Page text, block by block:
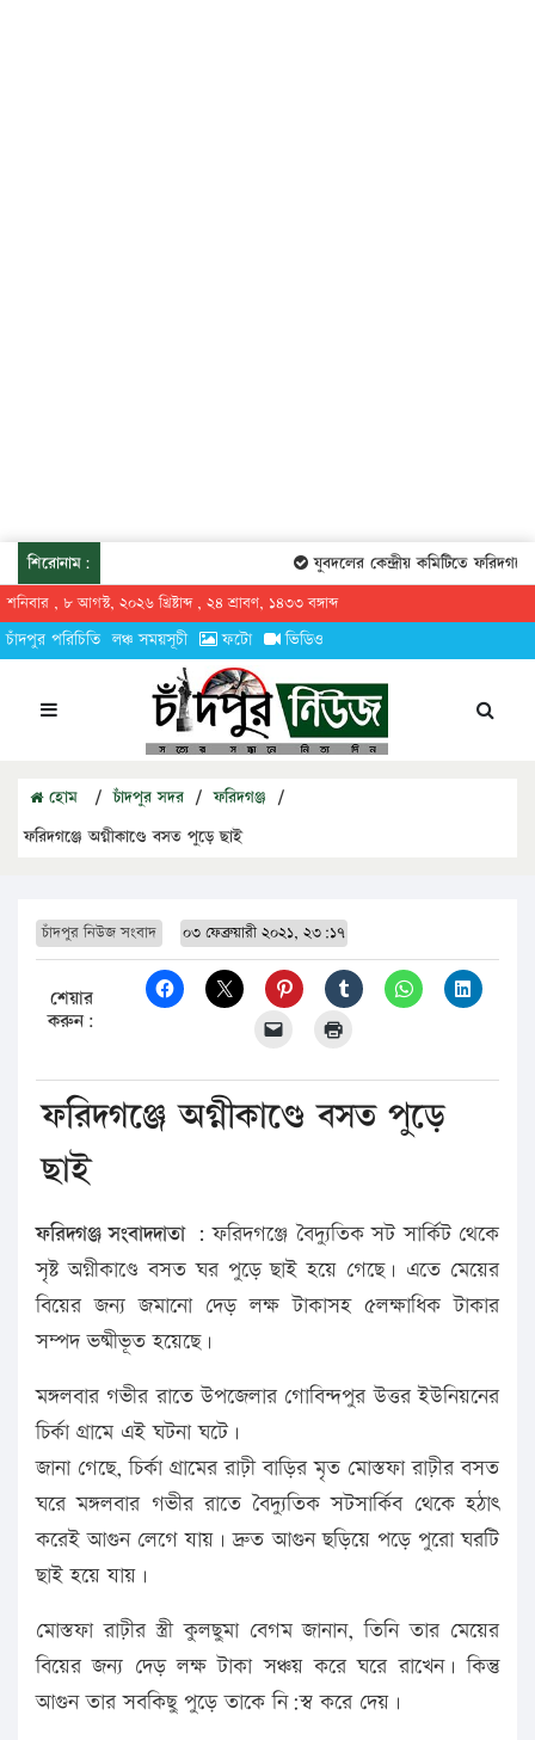
শিরোনাম: যুবদলের কেন্দ্রীয় কমিটিতে
শনিবার , ৮ আগস্ট, ২০২৬ খ্রিষ্টাব্দ , ২৪ শ্রাবণ, ১৪৩৩ বঙ্গাব্দ
চাঁদপুর পরিচিতি লঞ্চ সময়সূচী ফটো ভিডিও
হোম / চাঁদপুর সদর / ফরিদগঞ্জ /
ফরিদগঞ্জে অগ্নীকাণ্ডে বসত পুড়ে ছাই
চাঁদপুর নিউজ সংবাদ ০৩ ফেব্রুয়ারী ২০২১, ২৩:১৭
শেয়ার
করুন:
ফরিদগঞ্জে অগ্নীকাণ্ডে বসত পুড়ে
ছাই
ফরিদগঞ্জ সংবাদদাতা : ফরিদগঞ্জে বৈদ্যুতিক সট সার্কিট থেকে
সৃষ্ট অগ্নীকাণ্ডে বসত ঘর পুড়ে ছাই হয়ে গেছে। এতে মেয়ের
বিয়ের জন্য জমানো দেড় লক্ষ টাকাসহ ৫লক্ষাধিক টাকার
সম্পদ ভষ্মীভূত হয়েছে।
মঙ্গলবার গভীর রাতে উপজেলার গোবিন্দপুর উত্তর ইউনিয়নের
চির্কা গ্রামে এই ঘটনা ঘটে।
জানা গেছে, চির্কা গ্রামের রাঢ়ী বাড়ির মৃত মোস্তফা রাঢ়ীর বসত
ঘরে মঙ্গলবার গভীর রাতে বৈদ্যুতিক সটসার্কিব থেকে হঠাৎ
করেই আগুন লেগে যায়। দ্রুত আগুন ছড়িয়ে পড়ে পুরো ঘরটি
ছাই হয়ে যায়।
মোস্তফা রাঢ়ীর স্ত্রী কুলছুমা বেগম জানান, তিনি তার মেয়ের
বিয়ের জন্য দেড় লক্ষ টাকা সঞ্চয় করে ঘরে রাখেন। কিন্তু
আগুন তার সবকিছু পুড়ে তাকে নি:স্ব করে দেয়।